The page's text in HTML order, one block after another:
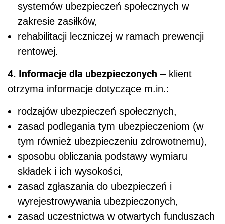
systemów ubezpieczeń społecznych w
zakresie zasiłków,
rehabilitacji leczniczej w ramach prewencji
rentowej.
4. Informacje dla ubezpieczonych – klient
otrzyma informacje dotyczące m.in.:
rodzajów ubezpieczeń społecznych,
zasad podlegania tym ubezpieczeniom (w
tym również ubezpieczeniu zdrowotnemu),
sposobu obliczania podstawy wymiaru
składek i ich wysokości,
zasad zgłaszania do ubezpieczeń i
wyrejestrowywania ubezpieczonych,
zasad uczestnictwa w otwartych funduszach